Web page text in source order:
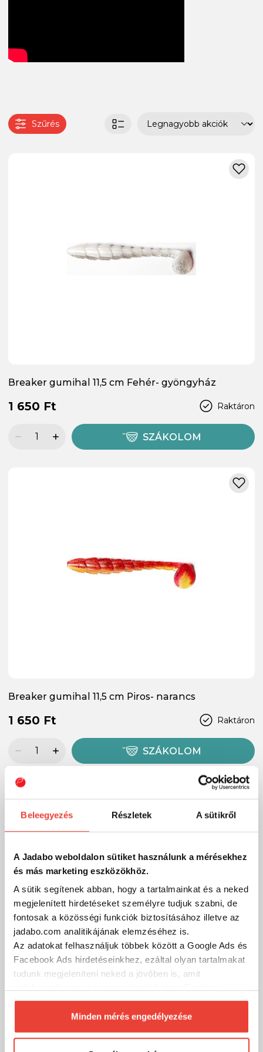
Beleegyezés Részletek A sütikről
A Jadabo weboldalon sütiket használunk a mérésekhez
és más marketing eszközökhöz.
A sütik segítenek abban, hogy a tartalmainkat és a neked
megjelenített hirdetéseket személyre tudjuk szabni, de
fontosak a közösségi funkciók biztosításához illetve az
jadabo.com analitikájának elemzéséhez is.
Az adatokat felhasználjuk többek között a Google Ads és
Facebook Ads hirdetéseinkhez, ezáltal olyan tartalmakat
tudunk megjeleníteni neked a jövőben is, amit
biztosításához arra kérünk, hogy engedd meg
számunkra minden mérés használatát.
Természetesensoha semmilyen formában nem fogunk
Minden mérés engedélyezése
Szűrés
Breaker gumihal 11,5 cm Fehér- gyöngyház
Raktáron
1 650 Ft
SZÁKOLOM
Breaker gumihal 11,5 cm Piros- narancs
Raktáron
1 650 Ft
SZÁKOLOM
Breaker gumihal 11,5 cm Zöld
Raktáron
1 650 Ft